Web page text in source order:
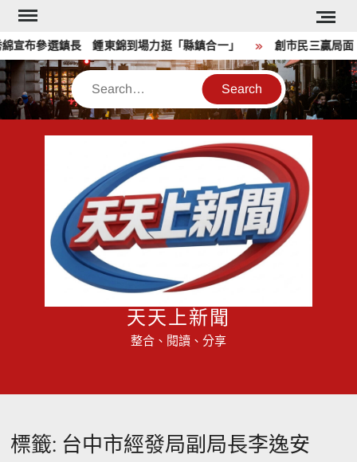
Skip
content
布參選鎮長 鍾東錦到場力挺「縣鎮合一」 創市民三贏局面
Search
天天上新聞
整合、閱讀、分享
標籤: 台中市經發局副局長李逸安